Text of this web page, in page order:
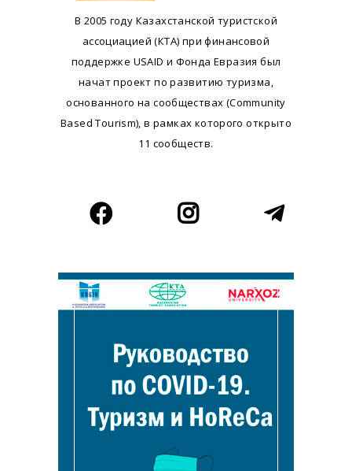
В 2005 году Казахстанской туристской
ассоциацией (КТА) при финансовой
поддержке USAID и Фонда Евразия был
начат проект по развитию туризма,
основанного на сообществах (Community
Based Tourism), в рамках которого открыто
11 сообществ.